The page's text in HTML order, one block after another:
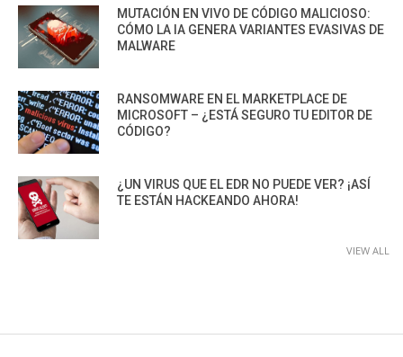
MUTACIÓN EN VIVO DE CÓDIGO MALICIOSO:
CÓMO LA IA GENERA VARIANTES EVASIVAS DE
MALWARE
RANSOMWARE EN EL MARKETPLACE DE
MICROSOFT – ¿ESTÁ SEGURO TU EDITOR DE
CÓDIGO?
¿UN VIRUS QUE EL EDR NO PUEDE VER? ¡ASÍ
TE ESTÁN HACKEANDO AHORA!
VIEW ALL